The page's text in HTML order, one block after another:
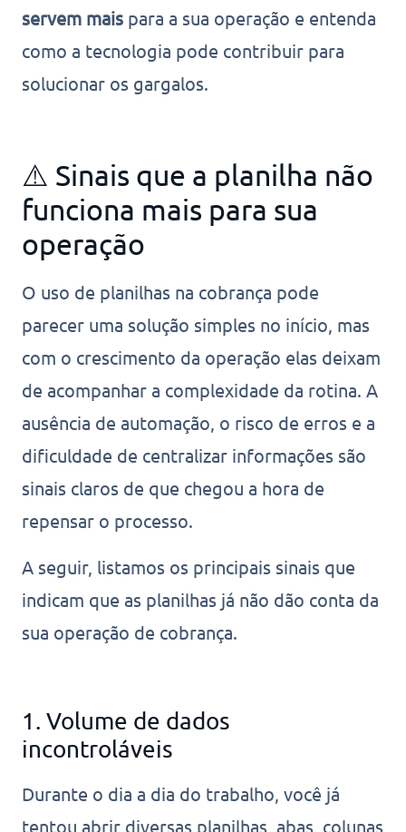
servem mais para a sua operação e entenda
como a tecnologia pode contribuir para
solucionar os gargalos.
⚠️ Sinais que a planilha não
funciona mais para sua
operação
O uso de planilhas na cobrança pode
parecer uma solução simples no início, mas
com o crescimento da operação elas deixam
de acompanhar a complexidade da rotina. A
ausência de automação, o risco de erros e a
dificuldade de centralizar informações são
sinais claros de que chegou a hora de
repensar o processo.
A seguir, listamos os principais sinais que
indicam que as planilhas já não dão conta da
sua operação de cobrança.
1. Volume de dados
incontroláveis
Durante o dia a dia do trabalho, você já
tentou abrir diversas planilhas, abas, colunas